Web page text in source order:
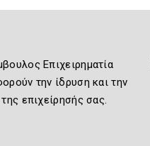
Επιχειρηματία
την ίδρυση και την
επιχείρησής σας.